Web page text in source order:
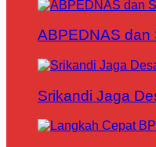
ABPEDNAS dan
Srikandi Jaga